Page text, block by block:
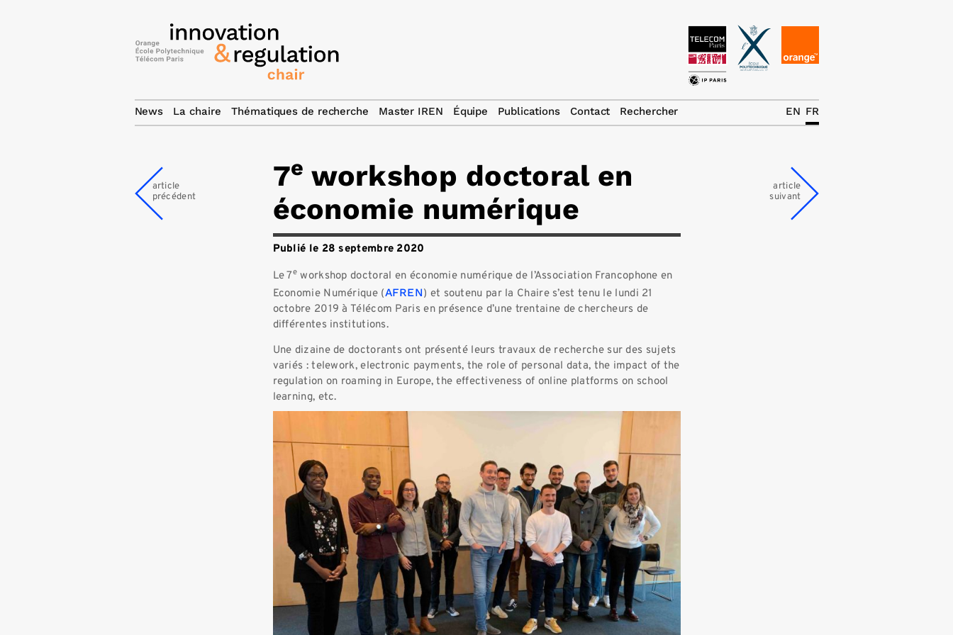
7e workshop doctoral en
économie numérique
Publié le 28 septembre 2020
Le 7e workshop doctoral en économie numérique de l’Association Francophone en
Economie Numérique (AFREN) et soutenu par la Chaire s’est tenu le lundi 21
octobre 2019 à Télécom Paris en présence d’une trentaine de chercheurs de
différentes institutions.
Une dizaine de doctorants ont présenté leurs travaux de recherche sur des sujets
variés : telework, electronic payments, the role of personal data, the impact of the
regulation on roaming in Europe, the effectiveness of online platforms on school
learning, etc.
article
précédent
article
suivant
News La chaire Thématiques de recherche Master IREN Équipe Publications Contact Rechercher FR
EN
News